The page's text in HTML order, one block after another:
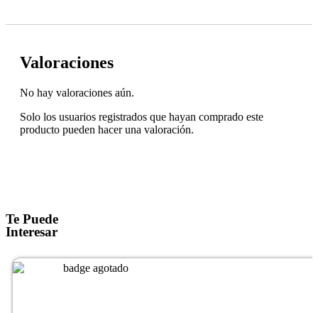
Valoraciones
No hay valoraciones aún.
Solo los usuarios registrados que hayan comprado este
producto pueden hacer una valoración.
Te Puede
Interesar